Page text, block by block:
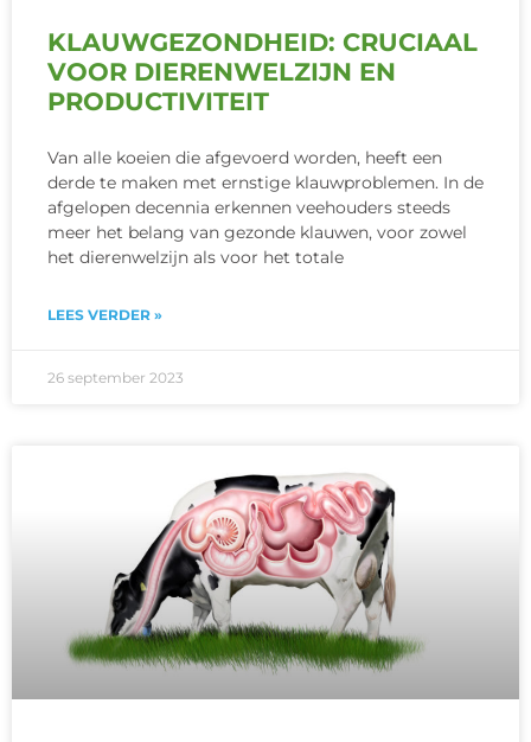
KLAUWGEZONDHEID: CRUCIAAL
VOOR DIERENWELZIJN EN
PRODUCTIVITEIT
Van alle koeien die afgevoerd worden, heeft een
derde te maken met ernstige klauwproblemen. In de
afgelopen decennia erkennen veehouders steeds
meer het belang van gezonde klauwen, voor zowel
het dierenwelzijn als voor het totale
LEES VERDER »
26 september 2023